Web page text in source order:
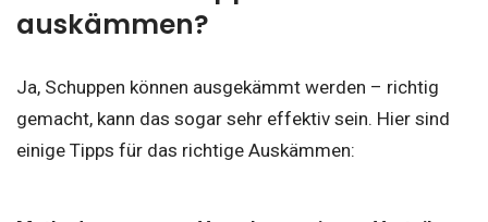
auskämmen?
Ja, Schuppen können ausgekämmt werden – richtig
gemacht, kann das sogar sehr effektiv sein. Hier sind
einige Tipps für das richtige Auskämmen: